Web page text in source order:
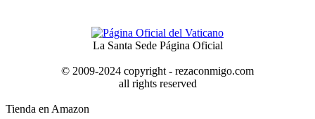
La Santa Sede Página Oficial
© 2009-2024 copyright - rezaconmigo.com
all rights reserved
Tienda en Amazon